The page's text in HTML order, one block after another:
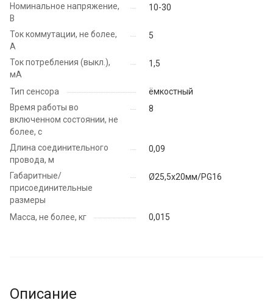
Номинальное напряжение,
В
10-30
Ток коммутации, не более,
А
5
Ток потребления (выкл.),
мА
1,5
Тип сенсора
ёмкостный
Время работы во
включенном состоянии, не
более, с
8
Длина соединительного
провода, м
0,09
Габаритные/
присоединительные
размеры
Ø25,5х20мм/PG16
Масса, не более, кг 0,015
Описание